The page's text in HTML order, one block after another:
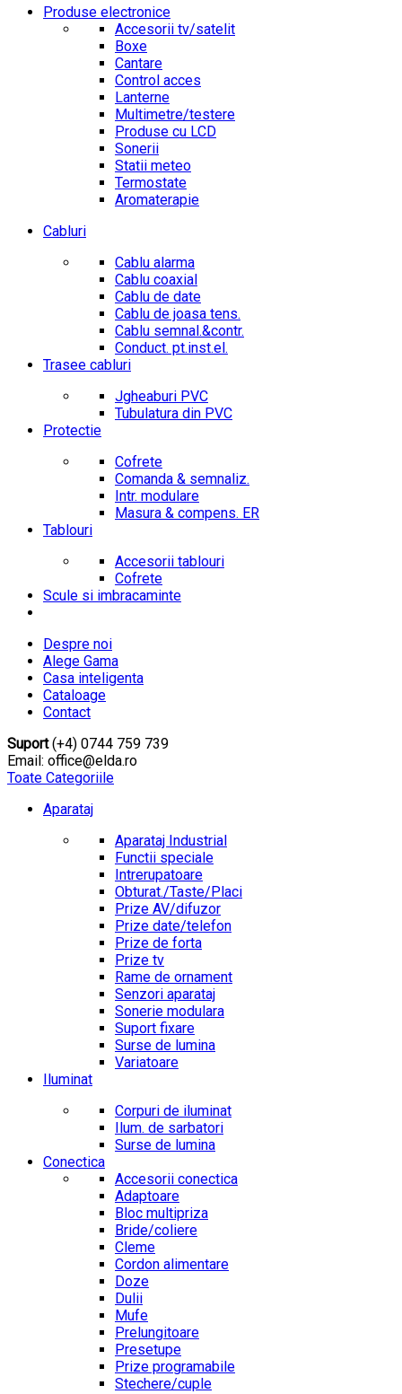
Produse electronice
Accesorii tv/satelit
Boxe
Cantare
Control acces
Lanterne
Multimetre/testere
Produse cu LCD
Sonerii
Statii meteo
Termostate
Aromaterapie
Cabluri
Cablu alarma
Cablu coaxial
Cablu de date
Cablu de joasa tens.
Cablu semnal.&contr.
Conduct. pt.inst.el.
Trasee cabluri
Jgheaburi PVC
Tubulatura din PVC
Protectie
Cofrete
Comanda & semnaliz.
Intr. modulare
Masura & compens. ER
Tablouri
Accesorii tablouri
Cofrete
Scule si imbracaminte
Despre noi
Alege Gama
Casa inteligenta
Cataloage
Contact
Suport(+4) 0744 759 739
Email: office@elda.ro
Toate Categoriile
Aparataj
Aparataj Industrial
Functii speciale
Intrerupatoare
Obturat./Taste/Placi
Prize AV/difuzor
Prize date/telefon
Prize de forta
Prize tv
Rame de ornament
Senzori aparataj
Sonerie modulara
Suport fixare
Surse de lumina
Variatoare
Iluminat
Corpuri de iluminat
Ilum. de sarbatori
Surse de lumina
Conectica
Accesorii conectica
Adaptoare
Bloc multipriza
Bride/coliere
Cleme
Cordon alimentare
Doze
Dulii
Mufe
Prelungitoare
Presetupe
Prize programabile
Stechere/cuple